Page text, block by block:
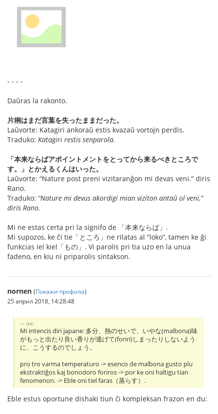
- - - -
Daŭras la rakonto.
片桐はまだ言葉を失ったままだった。
Laŭvorte: Katagiri ankoraŭ estis kvazaŭ vortojn perdis.
Traduko: Katagiri restis senparola.
「本来ならばアポイントメントをとってから来るべきところで
す。」とかえるくんはいった。
Laŭvorte: “Nature post preni vizitaranĝon mi devas veni.” diris
Rano.
Traduko: “Nature mi devus akordigi mian viziton antaŭ ol veni,”
diris Rano.
Mi ne estas certa pri la signifo de 「本来ならば」.
Mi supozos, ke ĉi tie「ところ」ne rilatas al “loko”, tamen ke ĝi
funkcias iel kiel「もの」. Vi parolis pri tia uzo en la unua
fadeno, en kiu ni priparolis sintakson.
nornen (Покажи профила)
25 април 2018, 14:28:48
ito:
Mi intencis diri japane: 多分、熱のせいで、いやな(malbona)味
がもっと出たり良い香りが逃げて(foriri)しまったりしないよう
に、こうするのでしょう。
pro tro varma temperaturo -> esenco de malbona gusto plu
ekstraktiĝos kaj bonodoro foriros -> por ke oni haltigu tian
fenomenon. -> Eble oni tiel faras（蒸らす）.
Eble estus oportune dishaki tiun ĉi kompleksan frazon en du: